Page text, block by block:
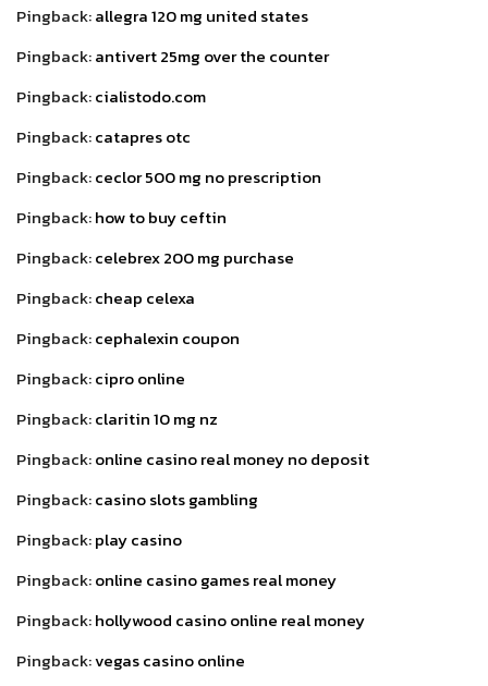
Pingback:allegra 120 mg united states
Pingback:antivert 25mg over the counter
Pingback:cialistodo.com
Pingback:catapres otc
Pingback:ceclor 500 mg no prescription
Pingback:how to buy ceftin
Pingback:celebrex 200 mg purchase
Pingback:cheap celexa
Pingback:cephalexin coupon
Pingback:cipro online
Pingback:claritin 10 mg nz
Pingback:online casino real money no deposit
Pingback:casino slots gambling
Pingback:play casino
Pingback:online casino games real money
Pingback:hollywood casino online real money
Pingback:vegas casino online